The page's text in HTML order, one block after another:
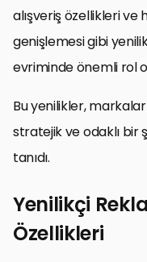
alışveriş özellikleri
genişlemesi gibi
evriminde önemli rol
Bu yenilikler,
stratejik ve odaklı bir
tanıdı.
Yenilikçi
Özellikleri